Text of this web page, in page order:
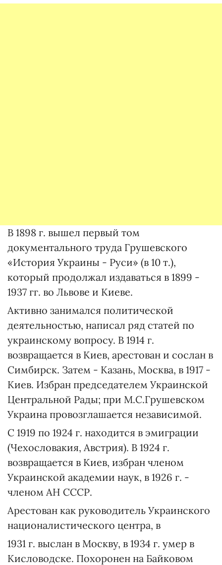
В 1898 г. вышел первый том
документального труда Грушевского
«История Украины - Руси» (в 10 т.),
который продолжал издаваться в 1899 -
1937 гг. во Львове и Киеве.
Активно занимался политической
деятельностью, написал ряд статей по
украинскому вопросу. В 1914 г.
возвращается в Киев, арестован и сослан в
Симбирск. Затем - Казань, Москва, в 1917 -
Киев. Избран председателем Украинской
Центральной Рады; при М.С.Грушевском
Украина провозглашается независимой.
С 1919 по 1924 г. находится в эмиграции
(Чехословакия, Австрия). В 1924 г.
возвращается в Киев, избран членом
Украинской академии наук, в 1926 г. -
членом АН СССР.
Арестован как руководитель Украинского
националистического центра, в
1931 г. выслан в Москву, в 1934 г. умер в
Кисловодске. Похоронен на Байковом